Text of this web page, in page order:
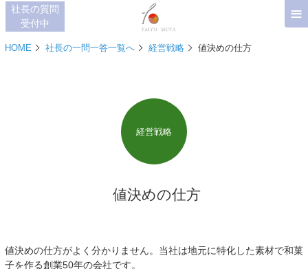
社長の質問
受付中
≡
HOME 社長の一問一答一覧へ 経営戦略 値決めの仕方
経営戦略
値決めの仕方
値決めの仕方がよく分かりません。当社は地元に特化した素材で和菓
子を作る創業50年の会社です。